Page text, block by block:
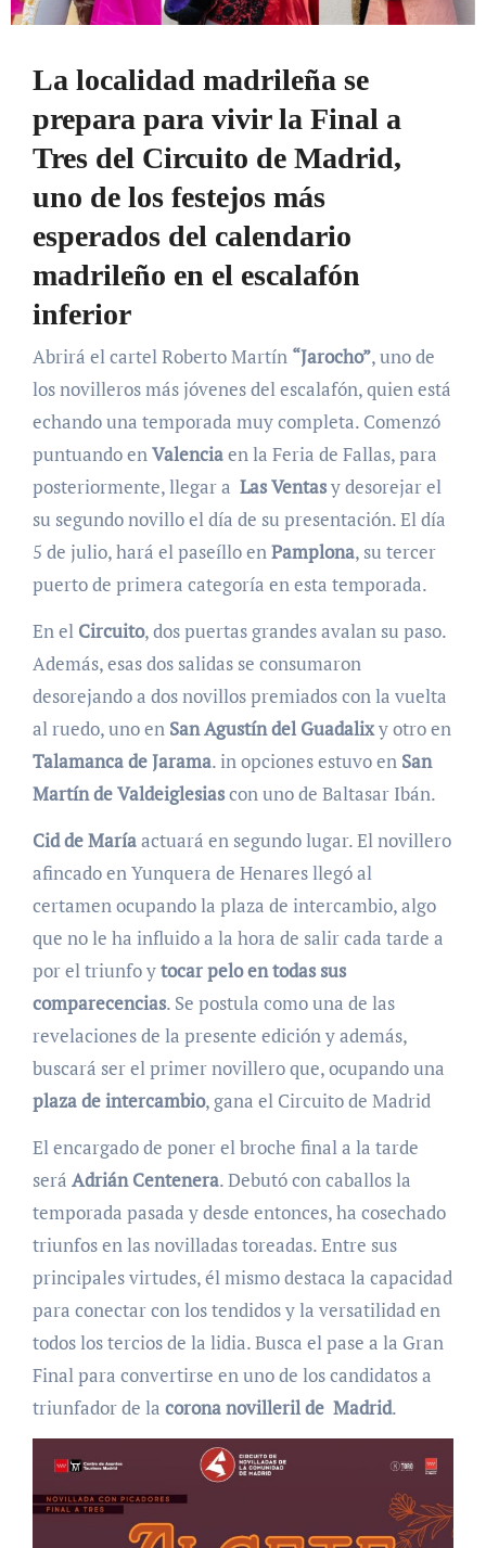
La localidad madrileña se
prepara para vivir la Final a
Tres del Circuito de Madrid,
uno de los festejos más
esperados del calendario
madrileño en el escalafón
inferior
Abrirá el cartel Roberto Martín “Jarocho”, uno de
los novilleros más jóvenes del escalafón, quien está
echando una temporada muy completa. Comenzó
puntuando enValenciaen la Feria de Fallas, para
posteriormente, llegar a Las Ventasy desorejar el
su segundo novillo el día de su presentación. El día
5 de julio, hará el paseíllo enPamplona, su tercer
puerto de primera categoría en esta temporada.
En el Circuito, dos puertas grandes avalan su paso.
Además, esas dos salidas se consumaron
desorejando a dos novillos premiados con la vuelta
al ruedo, uno en San Agustín del Guadalixy otro en
Talamanca de Jarama. in opciones estuvo en San
Martín de Valdeiglesiascon uno de Baltasar Ibán.
Cid de Maríaactuará en segundo lugar. El novillero
afincado en Yunquera de Henares llegó al
certamen ocupando la plaza de intercambio, algo
que no le ha influido a la hora de salir cada tarde a
por el triunfo ytocar pelo en todas sus
comparecencias. Se postula como una de las
revelaciones de la presente edición y además,
buscará ser el primer novillero que, ocupando una
plaza de intercambio, gana el Circuito de Madrid
El encargado de poner el broche final a la tarde
será Adrián Centenera. Debutó con caballos la
temporada pasada y desde entonces, ha cosechado
triunfos en las novilladas toreadas. Entre sus
principales virtudes, él mismo destaca la capacidad
para conectar con los tendidos y la versatilidad en
todos los tercios de la lidia. Busca el pase a la Gran
Final para convertirse en uno de los candidatos a
triunfador de la corona novilleril de Madrid.